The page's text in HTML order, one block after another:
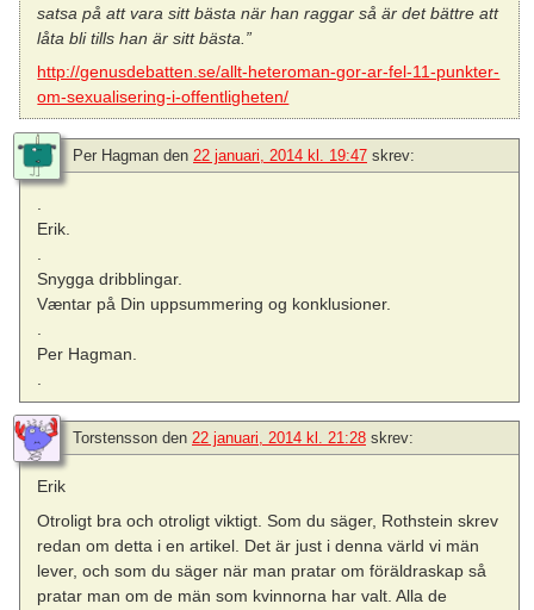
satsa på att vara sitt bästa när han raggar så är det bättre att
låta bli tills han är sitt bästa.”
http://genusdebatten.se/allt-heteroman-gor-ar-fel-11-punkter-
om-sexualisering-i-offentligheten/
Per Hagman den 22 januari, 2014 kl. 19:47 skrev:
.
Erik.
.
Snygga dribblingar.
Væntar på Din uppsummering og konklusioner.
.
Per Hagman.
.
Torstensson den 22 januari, 2014 kl. 21:28 skrev:
Erik
Otroligt bra och otroligt viktigt. Som du säger, Rothstein skrev
redan om detta i en artikel. Det är just i denna värld vi män
lever, och som du säger när man pratar om föräldraskap så
pratar man om de män som kvinnorna har valt. Alla de